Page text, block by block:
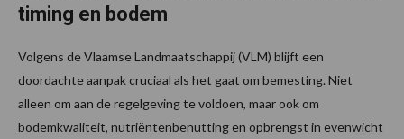
timing en bodem
Volgens de Vlaamse Landmaatschappij (VLM) blijft een
doordachte aanpak cruciaal als het gaat om bemesting. Niet
alleen om aan de regelgeving te voldoen, maar ook om
bodemkwaliteit, nutriëntenbenutting en opbrengst in evenwicht